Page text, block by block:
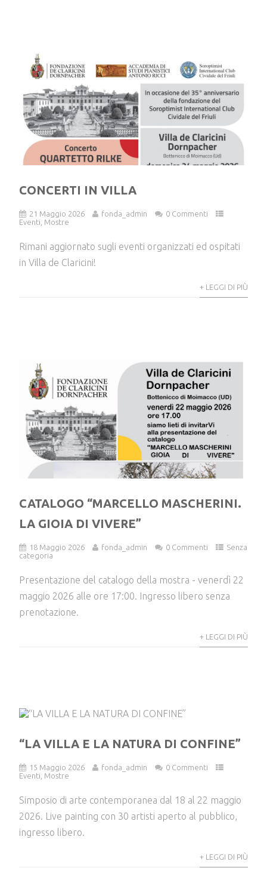
CONCERTI IN VILLA
21 Maggio 2026 fonda_admin
0 Commenti
Eventi Mostre
Rimani aggiornato sugli eventi organizzati ed ospitati
in Villa de Claricini!
+ LEGGI DI PIÙ
CATALOGO “MARCELLO MASCHERINI.
LA GIOIA DI VIVERE”
18 Maggio 2026 fonda_admin 0 Commenti
Senza
categoria
Presentazione del catalogo della mostra - venerdì 22
maggio 2026 alle ore 17:00. Ingresso libero senza
prenotazione.
+ LEGGI DI PIÙ
“LA VILLA E LA NATURA DI CONFINE”
15 Maggio 2026 fonda_admin
0 Commenti
Eventi Mostre
Simposio di arte contemporanea dal 18 al 22 maggio
2026. Live painting con 30 artisti aperto al pubblico,
ingresso libero.
+ LEGGI DI PIÙ